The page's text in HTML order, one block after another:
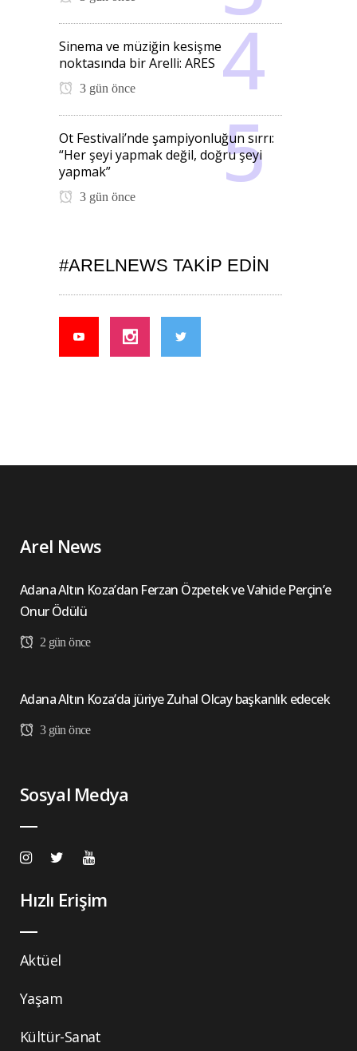
Sinema ve müziğin kesişme
noktasında bir Arelli: ARES
3 gün önce
Ot Festivali’nde şampiyonluğun sırrı:
“Her şeyi yapmak değil, doğru şeyi
yapmak”
3 gün önce
#ARELNEWS TAKIP EDIN
Arel News
Adana Altın Koza’dan Ferzan Özpetek ve Vahide Perçin’e
Onur Ödülü
2 gün önce
Adana Altın Koza’da jüriye Zuhal Olcay başkanlık edecek
3 gün önce
Sosyal Medya
Hızlı Erişim
Aktüel
Yaşam
Kültür-Sanat